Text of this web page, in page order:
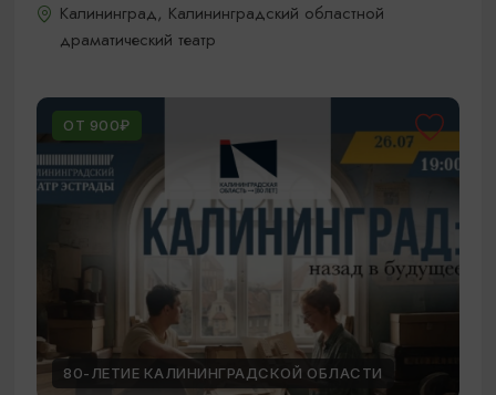
Калининград, Калининградский областной
драматический театр
ОТ 900₽
80-ЛЕТИЕ КАЛИНИНГРАДСКОЙ ОБЛАСТИ